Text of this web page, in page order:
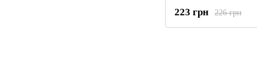
226 грн
223 грн